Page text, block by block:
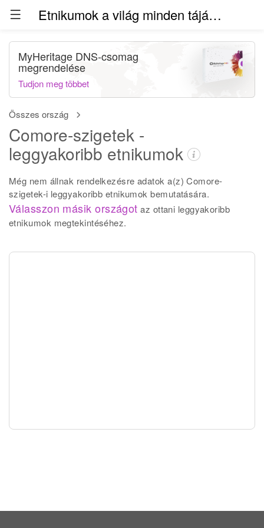
Etnikumok a világ minden táján (béta)
Összes ország
Comore-szigetek -
leggyakoribb etnikumok
Még nem állnak rendelkezésre adatok a(z) Comore-
szigetek-i leggyakoribb etnikumok bemutatására.
Válasszon másik országot az ottani leggyakoribb
etnikumok megtekintéséhez.
MyHeritage DNS-csomag
megrendelése
Tudjon meg többet